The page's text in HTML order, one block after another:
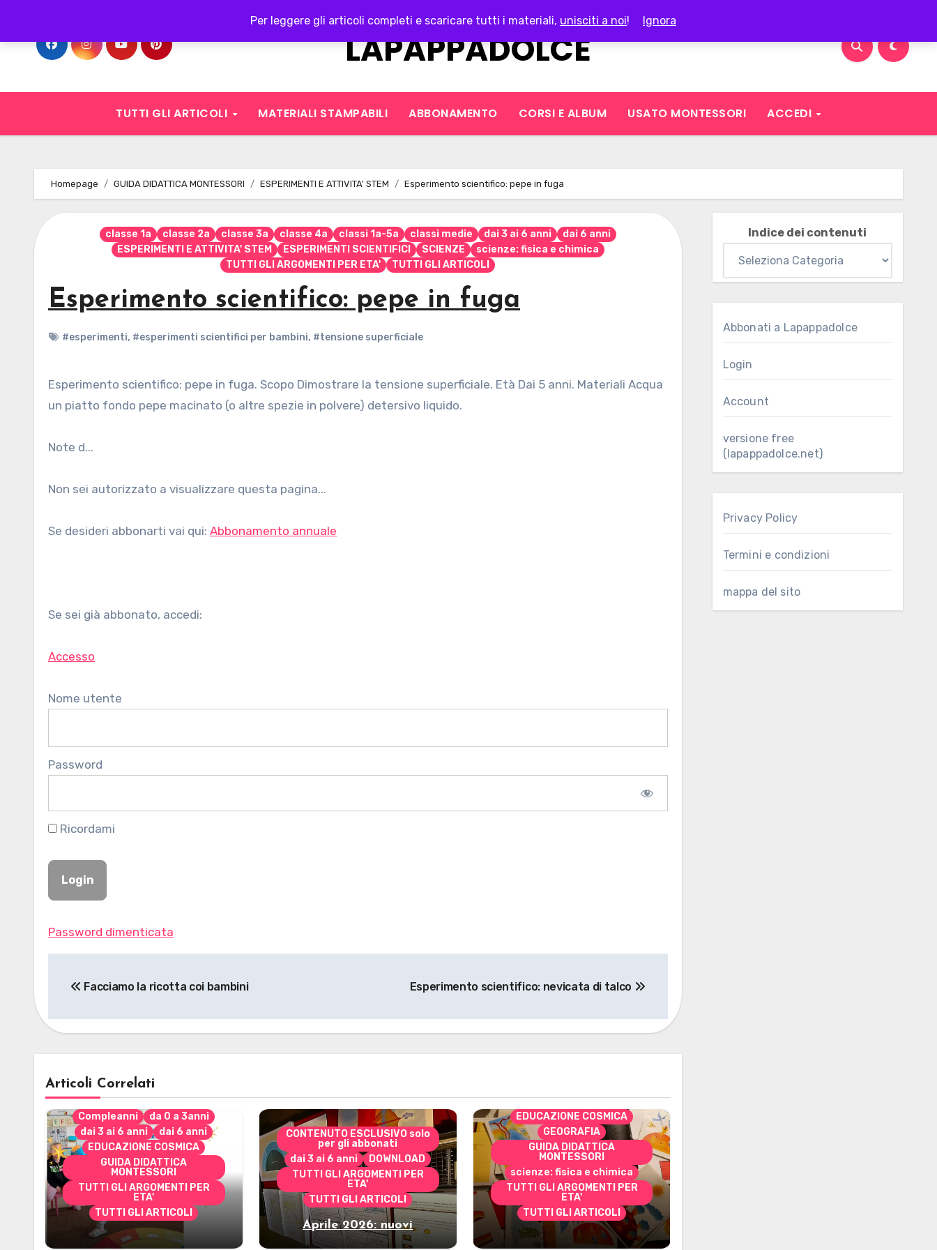
Per leggere gli articoli completi e scaricare tutti i materiali, unisciti a noi! Ignora
content
LAPAPPADOLCE
TUTTI GLI ARTICOLI MATERIALI STAMPABILI ABBONAMENTO CORSI E ALBUM USATO MONTESSORI ACCEDI
Homepage GUIDA DIDATTICA MONTESSORI ESPERIMENTI E ATTIVITA' STEM Esperimento scientifico: pepe in fuga
classe 1a classe 2a classe 3a classe 4a classi 1a-5a classi medie dai 3 ai 6 anni
dai 6 anni
ESPERIMENTI E ATTIVITA' STEM
ESPERIMENTI SCIENTIFICI SCIENZE
scienze: fisica e chimica
TUTTI GLI ARGOMENTI PER ETA'
TUTTI GLI ARTICOLI
Esperimento scientifico: pepe in fuga
#esperimenti, #esperimenti scientifici per bambini, #tensione superficiale
Esperimento scientifico: pepe in fuga. Scopo Dimostrare la tensione superficiale. Età Dai 5 anni. Materiali Acqua
un piatto fondo pepe macinato (o altre spezie in polvere) detersivo liquido.
Note d...
Non sei autorizzato a visualizzare questa pagina...
Se desideri abbonarti vai qui: Abbonamento annuale
Se sei già abbonato, accedi:
Accesso
Nome utente
Password
Ricordami
Password dimenticata
articoli
Facciamo la ricotta coi bambini Esperimento scientifico: nevicata di talco
Articoli Correlati
Compleanni
da 0 a 3anni
dai 3 ai 6 anni
dai 6 anni
EDUCAZIONE COSMICA
GUIDA DIDATTICA
MONTESSORI
TUTTI GLI ARGOMENTI PER
ETA'
TUTTI GLI ARTICOLI
Alcuni materiali per
CONTENUTO ESCLUSIVO solo
per gli abbonati
dai 3 ai 6 anni
DOWNLOAD
TUTTI GLI ARGOMENTI PER
ETA'
TUTTI GLI ARTICOLI
Aprile 2026: nuovi
materiali stampabili per
CONTENUTO ESCLUSIVO solo
DOWNLOAD
EDUCAZIONE COSMICA
GEOGRAFIA
GUIDA DIDATTICA
MONTESSORI
scienze: fisica e chimica
TUTTI GLI ARGOMENTI PER
ETA'
TUTTI GLI ARTICOLI
Marzo 2026: nuovi
Indice dei contenuti
Abbonati a Lapappadolce
Login
Account
versione free
(lapappadolce.net)
Privacy Policy
Termini e condizioni
mappa del sito